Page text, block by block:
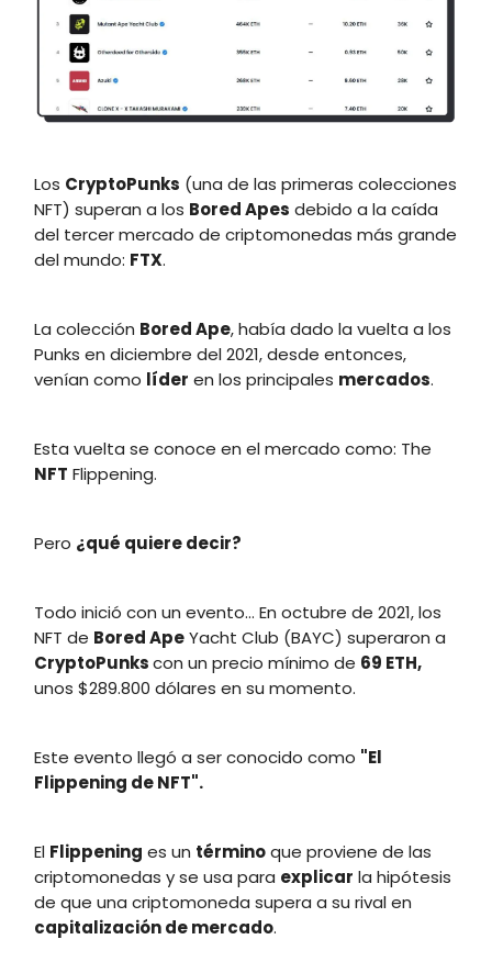
Los CryptoPunks (una de las primeras colecciones
NFT) superan a los Bored Apes debido a la caída
del tercer mercado de criptomonedas más grande
del mundo: FTX.
La colección Bored Ape, había dado la vuelta a los
Punks en diciembre del 2021, desde entonces,
venían como líder en los principales mercados.
Esta vuelta se conoce en el mercado como: The
NFT Flippening.
Pero ¿qué quiere decir?
Todo inició con un evento… En octubre de 2021, los
NFT de Bored ApeYacht Club (BAYC) superaron a
CryptoPunkscon un precio mínimo de 69 ETH,
unos $289.800 dólares en su momento.
Este evento llegó a ser conocido como "El
Flippening de NFT".
El Flippening es un términoque proviene de las
criptomonedas y se usa para explicar la hipótesis
de que una criptomoneda supera a su rival en
capitalización de mercado.